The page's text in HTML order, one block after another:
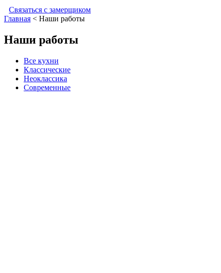
Связаться с замерщиком
Главная < Наши работы
Наши работы
Все кухни
Классические
Неоклассика
Современные